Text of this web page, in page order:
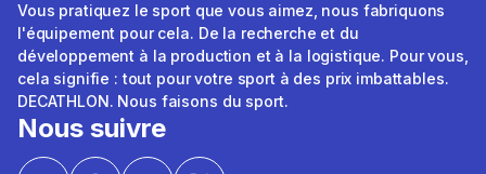
Vous pratiquez le sport que vous aimez, nous fabriquons
l'équipement pour cela. De la recherche et du
développement à la production et à la logistique. Pour vous,
cela signifie : tout pour votre sport à des prix imbattables.
DECATHLON. Nous faisons du sport.
Nous suivre